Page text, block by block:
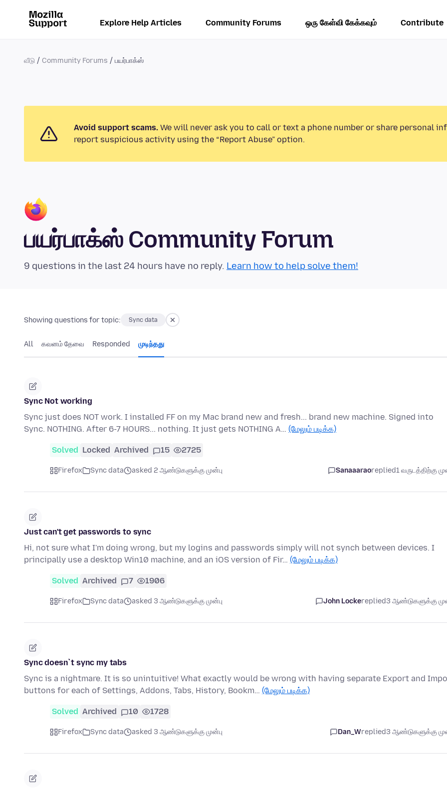
Explore Help Articles Community Forums ஒரு கேள்வி கேக்கவும் Contribute
வீடு Community Forums பயர்பாக்ஸ்
Avoid support scams. We will never ask you to call or text a phone number or share personal
report suspicious activity using the “Report Abuse” option.
பயர்பாக்ஸ் Community Forum
9 questions in the last 24 hours have no reply. Learn how to help solve them!
Showing questions for topic: Sync data
All கவனம் தேவை Responded முடிந்தது
Sync Not working
Sync just does NOT work. I installed FF on my Mac brand new and fresh... brand new machine. Signed into
Sync. NOTHING. After 6-7 HOURS... nothing. It just gets NOTHING A… (மேலும் படிக்க)
Solved Locked Archived 15 2725
Firefox Sync data asked 2 ஆண்டுகளுக்கு முன்பு Sanaaaraoreplied1 வருடத்திற்கு
Just can't get passwords to sync
Hi, not sure what I'm doing wrong, but my logins and passwords simply will not synch between devices. I
principally use a desktop Win10 machine, and an iOS version of Fir… (மேலும் படிக்க)
Solved Archived 7 1906
Firefox Sync data asked 3 ஆண்டுகளுக்கு முன்பு John Lockereplied3 ஆண்டுகளுக்கு
Sync doesn`t sync my tabs
Sync is a nightmare. It is so unintuitive! What exactly would be wrong with having separate Export and
buttons for each of Settings, Addons, Tabs, History, Bookm… (மேலும் படிக்க)
Solved Archived 10 1728
Firefox Sync data asked 3 ஆண்டுகளுக்கு முன்பு Dan_Wreplied3 ஆண்டுகளுக்கு